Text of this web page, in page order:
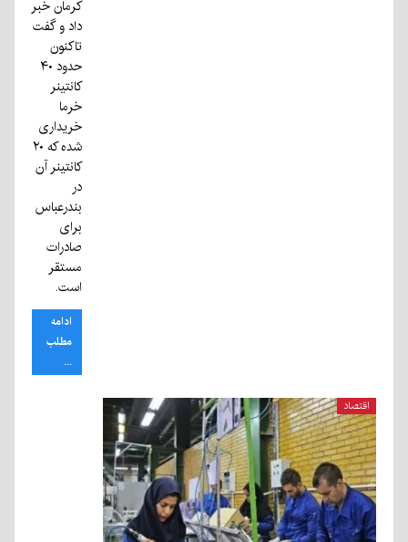
کرمان خبر
داد و گفت
تاکنون
حدود ۴۰
کانتینر
خرما
خریداری
شده که ۲۰
کانتینر آن
در
بندرعباس
برای
صادرات
مستقر
است.
ادامه
مطلب
...
اقتصاد